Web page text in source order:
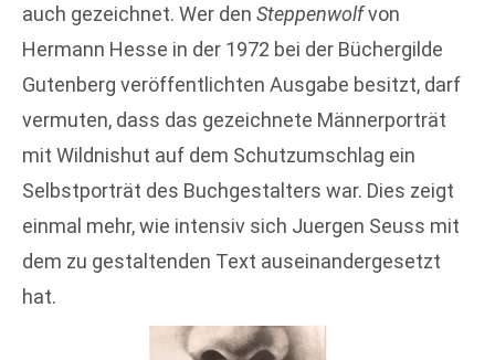
auch gezeichnet. Wer den Steppenwolfvon
Hermann Hesse in der 1972 bei der Büchergilde
Gutenberg veröffentlichten Ausgabe besitzt, darf
vermuten, dass das gezeichnete Männerporträt
mit Wildnishut auf dem Schutzumschlag ein
Selbstporträt des Buchgestalters war. Dies zeigt
einmal mehr, wie intensiv sich Juergen Seuss mit
dem zu gestaltenden Text auseinandergesetzt
hat.